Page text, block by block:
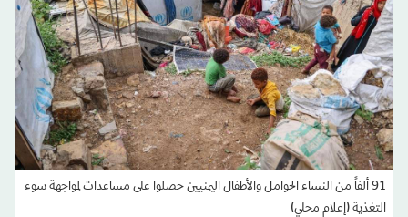
91 ألفاً من النساء الحوامل والأطفال اليمنيين حصلوا على مساعدات لمواجهة سوء
التغذية (إعلام محلي)